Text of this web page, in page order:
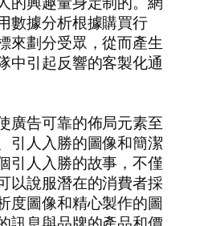
數據分析根據購買行
來劃分受眾，從而產生
中引起反響的客製化通
廣告可靠的佈局元素至
引人入勝的圖像和簡潔
引人入勝的故事，不僅
以說服潛在的消費者採
度圖像和精心製作的圖